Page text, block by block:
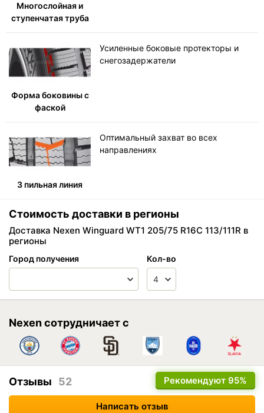
Многослойная и
ступенчатая труба
Форма боковины с
фаской
Усиленные боковые протекторы и
снегозадержатели
3 пильная линия
Оптимальный захват во всех
направлениях
Стоимость доставки в регионы
Доставка Nexen Winguard WT1 205/75 R16C 113/111R в
регионы
Город получения Кол-во
Nexen сотрудничает с
Рекомендуют 95%
Отзывы 52
Написать отзыв